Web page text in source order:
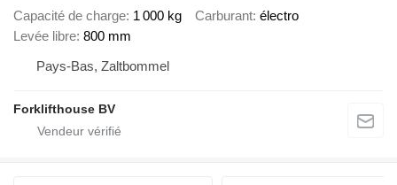
Capacité de charge 1 000 kg Carburant électro
Levée libre 800 mm
Pays-Bas, Zaltbommel
Forklifthouse BV